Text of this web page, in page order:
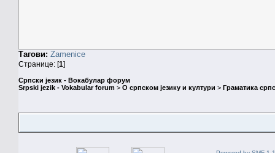
Тагови: Zamenice
Странице: [1]
Српски језик - Вокабулар форум
Srpski jezik - Vokabular forum > О српском језику и култури > Граматика